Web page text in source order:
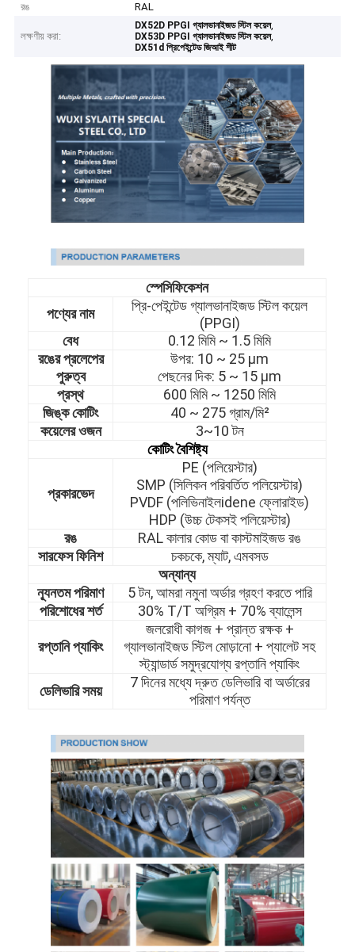
বাড়ি
পণ্য
ভিডিও
রঙ
RAL
লক্ষণীয় করা:
DX52D PPGI গ্যালভানাইজড স্টিল কয়েল,
DX53D PPGI গ্যালভানাইজড স্টিল কয়েল,
DX51d প্রিপেইন্টেড জিআই শীট
স্পেসিফিকেশন
পণ্যের নাম
প্রি-পেইন্টেড গ্যালভানাইজড স্টিল কয়েল
(PPGI)
বেধ
0.12 মিমি ~ 1.5 মিমি
রঙের প্রলেপের
পুরুত্ব
উপর: 10 ~ 25 μm
পেছনের দিক: 5 ~ 15 μm
প্রস্থ
600 মিমি ~ 1250 মিমি
জিঙ্ক কোটিং
40 ~ 275 গ্রাম/মি²
কয়েলের ওজন
3~10 টন
কোটিং বৈশিষ্ট্য
প্রকারভেদ
PE (পলিয়েস্টার)
SMP (সিলিকন পরিবর্তিত পলিয়েস্টার)
PVDF (পলিভিনাইলidene ফ্লোরাইড)
HDP (উচ্চ টেকসই পলিয়েস্টার)
রঙ
RAL কালার কোড বা কাস্টমাইজড রঙ
সারফেস ফিনিশ
চকচকে, ম্যাট, এমবসড
অন্যান্য
ন্যূনতম পরিমাণ
5 টন, আমরা নমুনা অর্ডার গ্রহণ করতে পারি
পরিশোধের শর্ত
30% T/T অগ্রিম + 70% ব্যালেন্স
রপ্তানি প্যাকিং
জলরোধী কাগজ + প্রান্ত রক্ষক +
গ্যালভানাইজড স্টিল মোড়ানো + প্যালেট সহ
স্ট্যান্ডার্ড সমুদ্রযোগ্য রপ্তানি প্যাকিং
ডেলিভারি সময়
7 দিনের মধ্যে দ্রুত ডেলিভারি বা অর্ডারের
পরিমাণ পর্যন্ত